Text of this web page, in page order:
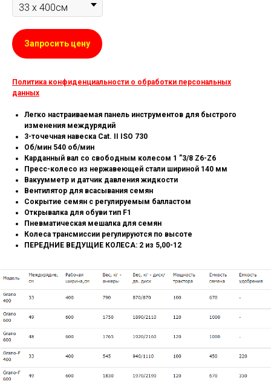
Запросить цену
Политика конфиденциальности о обработки персональных
данных
Легко настраиваемая панель инструментов для быстрого
изменения междурядий
3-точечная навеска Cat. II ISO 730
Об/мин 540 об/мин
Карданный вал со свободным колесом 1 ”3/8 Z6-Z6
Пресс-колесо из нержавеющей стали шириной 140 мм
Вакуумметр и датчик давления жидкости
Вентилятор для всасывания семян
Сокрытие семян с регулируемым балластом
Открывалка для обуви тип F1
Пневматическая мешалка для семян
Колеса трансмиссии регулируются по высоте
ПЕРЕДНИЕ ВЕДУЩИЕ КОЛЕСА: 2 из 5,00-12